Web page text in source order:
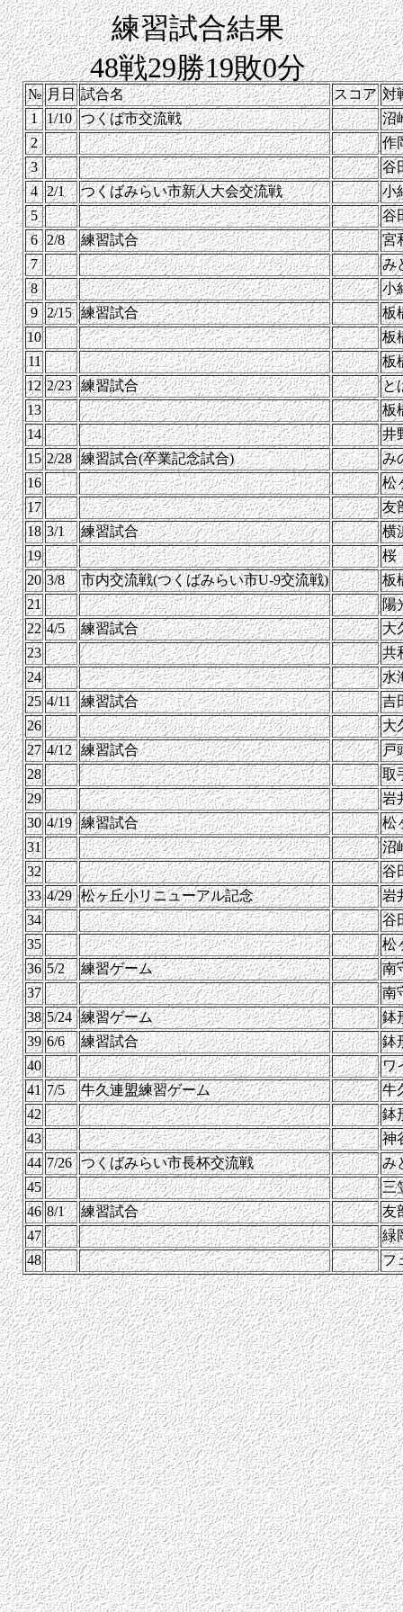
練習試合結果
48戦29勝19敗0分
№ 月日 試合名 スコア 対
1 1/10 つくば市交流戦
沼
2
作
3
谷
4 2/1 つくばみらい市新人大会交流戦
小
5
谷
6 2/8 練習試合
宮
7
み
8
小
9 2/15 練習試合
板
10
板
11
板
12 2/23 練習試合
と
13
板
14
井
15 2/28 練習試合(卒業記念試合)
み
16
松
17
友
18 3/1 練習試合
横
19
桜
20 3/8 市内交流戦(つくばみらい市U-9交流戦)
板
21
陽
22 4/5 練習試合
大
23
共
24
水
25 4/11 練習試合
吉
26
大
27 4/12 練習試合
戸
28
取
29
岩
30 4/19 練習試合
松
31
沼
32
谷
33 4/29 松ヶ丘小リニューアル記念
岩
34
谷
35
松
36 5/2 練習ゲーム
南
37
南
38 5/24 練習ゲーム
鉢
39 6/6 練習試合
鉢
40
ワ
41 7/5 牛久連盟練習ゲーム
牛
42
鉢
43
神
44 7/26 つくばみらい市長杯交流戦
み
45
三
46 8/1 練習試合
友
47
緑
48
フ